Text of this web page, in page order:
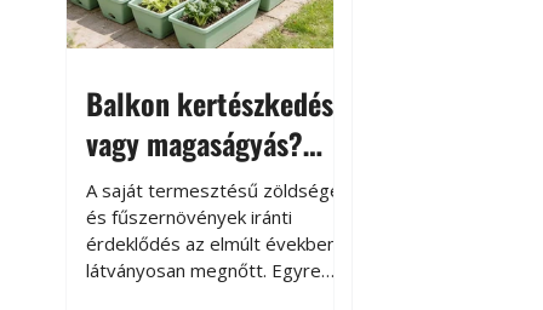
Balkon kertészkedés
vagy magaságyás?
Helytakarékos
kertészkedés
A saját termesztésű zöldségek
és fűszernövények iránti
érdeklődés az elmúlt években
látványosan megnőtt. Egyre